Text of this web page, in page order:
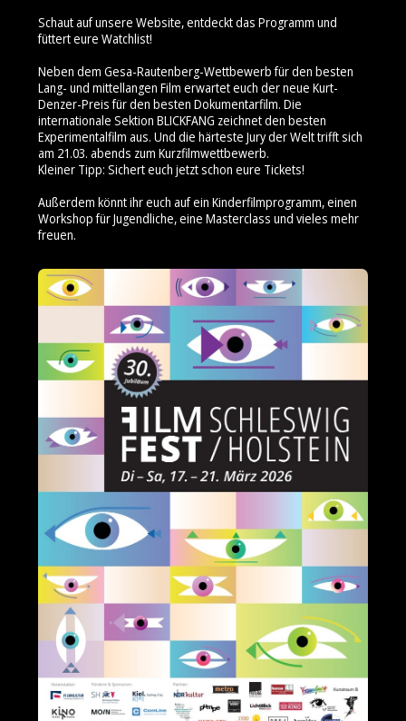
Schaut auf unsere Website, entdeckt das Programm und
füttert eure Watchlist!
Neben dem Gesa-Rautenberg-Wettbewerb für den besten
Lang- und mittellangen Film erwartet euch der neue Kurt-
Denzer-Preis für den besten Dokumentarfilm. Die
internationale Sektion BLICKFANG zeichnet den besten
Experimentalfilm aus. Und die härteste Jury der Welt trifft sich
am 21.03. abends zum Kurzfilmwettbewerb.
Kleiner Tipp: Sichert euch jetzt schon eure Tickets!
Außerdem könnt ihr euch auf ein Kinderfilmprogramm, einen
Workshop für Jugendliche, eine Masterclass und vieles mehr
freuen.